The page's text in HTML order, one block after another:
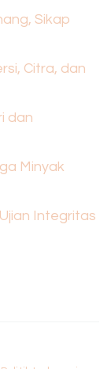
Sikap
Citra, dan
dan
Minyak
Integritas